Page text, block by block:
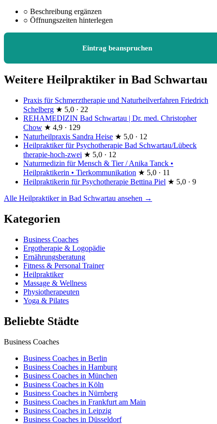
○ Beschreibung ergänzen
○ Öffnungszeiten hinterlegen
Eintrag beanspruchen
Weitere Heilpraktiker in Bad Schwartau
Praxis für Schmerztherapie und Naturheilverfahren Friedrich
Schelberg ★ 5,0 · 22
REHAMEDIZIN Bad Schwartau | Dr. med. Christopher
Chow ★ 4,9 · 129
Naturheilpraxis Sandra Heise ★ 5,0 · 12
Heilpraktiker für Psychotherapie Bad Schwartau/Lübeck
therapie-hoch-zwei ★ 5,0 · 12
Naturmedizin für Mensch & Tier / Anika Tanck •
Heilpraktikerin • Tierkommunikation ★ 5,0 · 11
Heilpraktikerin für Psychotherapie Bettina Piel ★ 5,0 · 9
Alle Heilpraktiker in Bad Schwartau ansehen →
Kategorien
Business Coaches
Ergotherapie & Logopädie
Ernährungsberatung
Fitness & Personal Trainer
Heilpraktiker
Massage & Wellness
Physiotherapeuten
Yoga & Pilates
Beliebte Städte
Business Coaches
Business Coaches in Berlin
Business Coaches in Hamburg
Business Coaches in München
Business Coaches in Köln
Business Coaches in Nürnberg
Business Coaches in Frankfurt am Main
Business Coaches in Leipzig
Business Coaches in Düsseldorf